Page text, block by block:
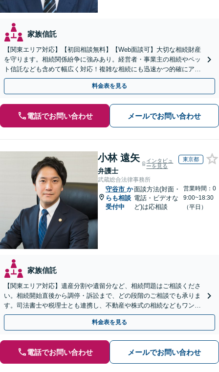
家族信託
【関東エリア対応】【初回相談無料】【Web面談可】大切な相続財産
を守ります。相続関係紛争に強みあり。経営者・事業主の相続やペッ
ト信託なども含めて幅広く対応！複雑な相続にも迅速かつ的確にアド
バイスいたします。
料金表を見る
電話でお問い合わせ メールでお問い合わせ
小林 遠矢
弁護士
インタビュ
ーを見る
東京都
武蔵総合法律事務所
守谷市 か
らも相談
受付中
面談方法(対面・
電話・ビデオな
ど)は応相談
営業時間：0
9:00~18:30
（平日）
家族信託
【関東エリア対応】遺産分割や遺留分など、相続問題はご相談くださ
い。相続開始直後から調停・訴訟まで、どの段階のご相談でも承りま
す。司法書士や税理士とも連携し、不動産や株式の相続などもワンス
トップで対応可能。遺言書作成や事業承継のご相談にも対応
料金表を見る
電話でお問い合わせ メールでお問い合わせ